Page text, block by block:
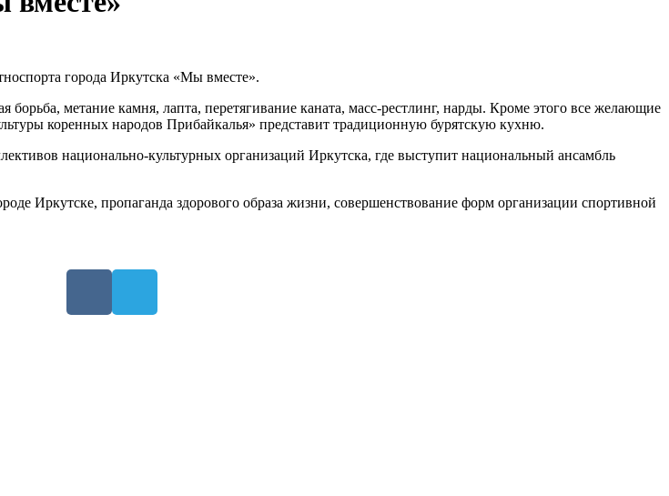
города Иркутска «Мы вместе».
метание камня, лапта, перетягивание каната, масс-рестлинг, нарды. Кроме этого все желающие
коренных народов Прибайкалья» представит традиционную бурятскую кухню.
национально-культурных организаций Иркутска, где выступит национальный ансамбль
Иркутске, пропаганда здорового образа жизни, совершенствование форм организации спортивной